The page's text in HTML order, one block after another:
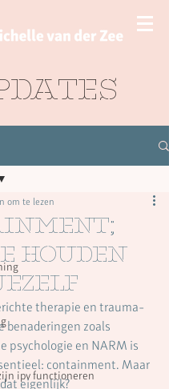
ipv functioneren
houden
om te lezen
therapie en trauma-
benaderingen zoals
psychologie en NARM is
containment. Maar
eigenlijk?